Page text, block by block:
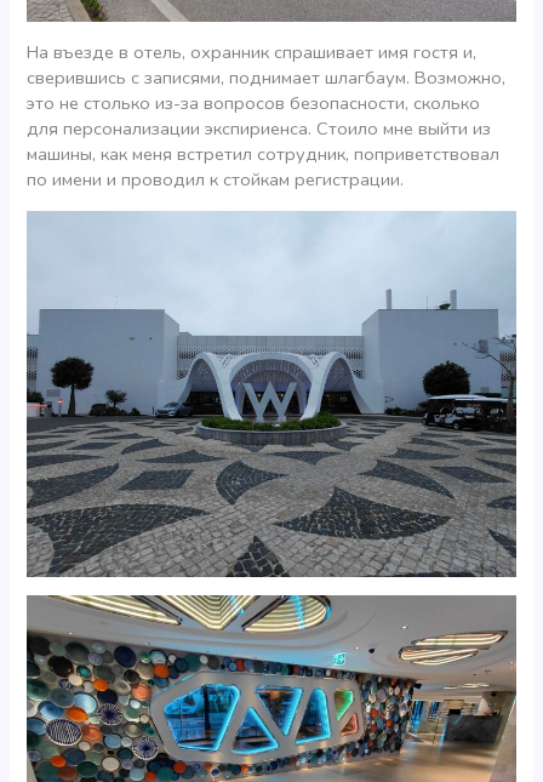
На въезде в отель, охранник спрашивает имя гостя и,
сверившись с записями, поднимает шлагбаум. Возможно,
это не столько из-за вопросов безопасности, сколько
для персонализации экспириенса. Стоило мне выйти из
машины, как меня встретил сотрудник, поприветствовал
по имени и проводил к стойкам регистрации.